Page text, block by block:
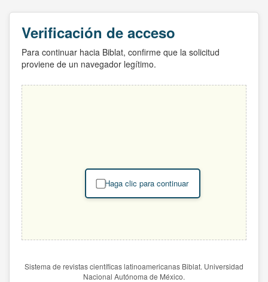
Verificación de acceso
Para continuar hacia Biblat, confirme que la solicitud
proviene de un navegador legítimo.
Haga clic para continuar
Sistema de revistas científicas latinoamericanas Biblat. Universidad
Nacional Autónoma de México.